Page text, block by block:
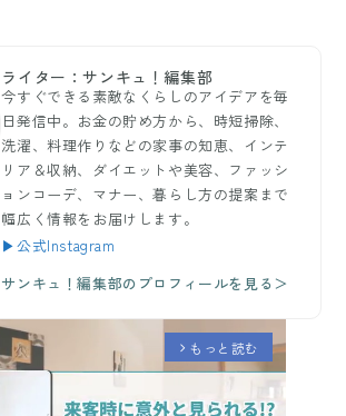
ライター：サンキュ！編集部
今すぐできる素敵なくらしのアイデアを毎
日発信中。お金の貯め方から、時短掃除、
洗濯、料理作りなどの家事の知恵、インテ
リア＆収納、ダイエットや美容、ファッシ
ョンコーデ、マナー、暮らし方の提案まで
幅広く情報をお届けします。
▶公式Instagram
サンキュ！編集部のプロフィールを見る＞
arrow_forward_ios もっと読む